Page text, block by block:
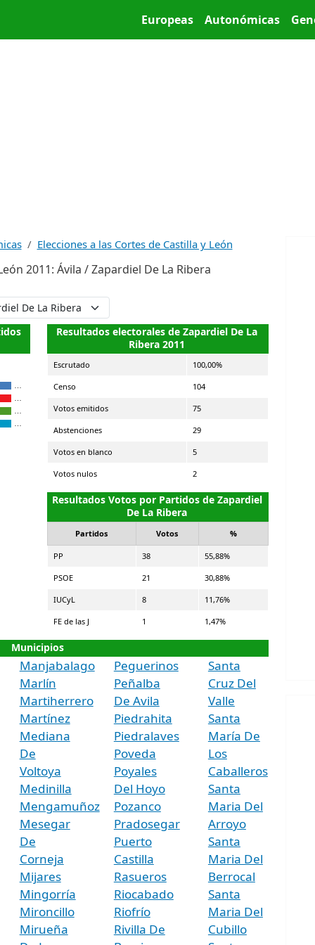
Main menu
Europeas Autonómicas
Elecciones a las Cortes de Castilla y León
2011: Ávila / Zapardiel De La Ribera
Resultados electorales de Zapardiel De La
Ribera 2011
Escrutado 100,00%
Censo 104
Votos emitidos 75
Abstenciones 29
Votos en blanco 5
Votos nulos 2
Resultados Votos por Partidos de Zapardiel
De La Ribera
Partidos Votos %
PP 38 55,88%
PSOE 21 30,88%
IUCyL 8 11,76%
FE de las J 1 1,47%
Municipios
Manjabalago
Marlín
Martiherrero
Martínez
Mediana
De
Voltoya
Medinilla
Mengamuñoz
Mesegar
De
Corneja
Mijares
Mingorría
Mironcillo
Mirueña
Peguerinos
Peñalba
De Avila
Piedrahita
Piedralaves
Poveda
Poyales
Del Hoyo
Pozanco
Pradosegar
Puerto
Castilla
Rasueros
Riocabado
Riofrío
Rivilla De
Santa
Cruz Del
Valle
Santa
María De
Los
Caballeros
Santa
Maria Del
Arroyo
Santa
Maria Del
Berrocal
Santa
Maria Del
Cubillo